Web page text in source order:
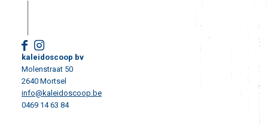
kaleidoscoop bv
Molenstraat 50
2640 Mortsel
info@kaleidoscoop.be
0469 14 63 84